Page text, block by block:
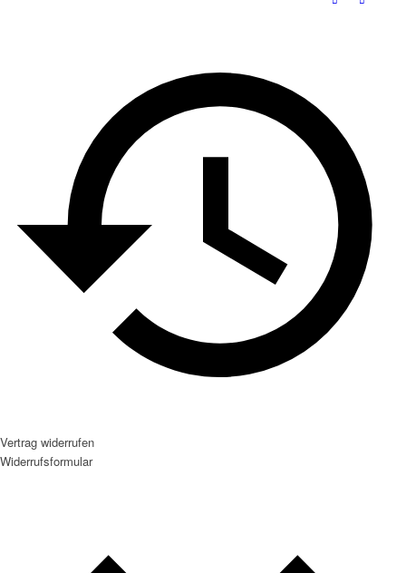
Vertrag widerrufen
Widerrufsformular